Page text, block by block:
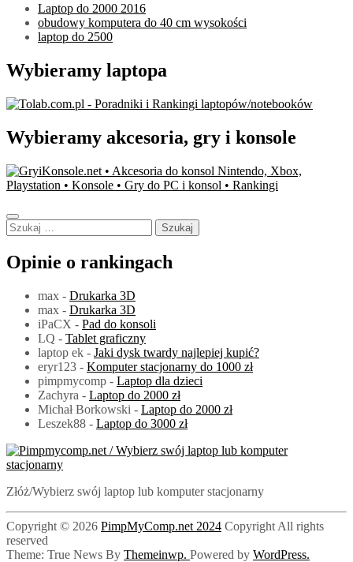
Laptop do 2000 2016
obudowy komputera do 40 cm wysokości
laptop do 2500
Wybieramy laptopa
Wybieramy akcesoria, gry i konsole
Szukaj:
Opinie o rankingach
max - Drukarka 3D
max - Drukarka 3D
iPaCX - Pad do konsoli
LQ - Tablet graficzny
laptop ek - Jaki dysk twardy najlepiej kupić?
eryr123 - Komputer stacjonarny do 1000 zł
pimpmycomp - Laptop dla dzieci
Zachyra - Laptop do 2000 zł
Michał Borkowski - Laptop do 2000 zł
Leszek88 - Laptop do 3000 zł
Złóż/Wybierz swój laptop lub komputer stacjonarny
Copyright © 2026 PimpMyComp.net 2024 Copyright All rights
reserved
Theme: True News By Themeinwp. Powered by WordPress.